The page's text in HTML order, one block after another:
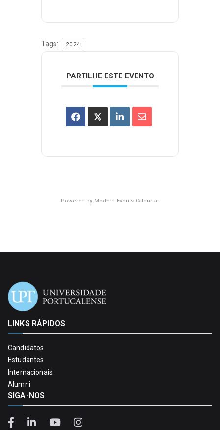
Tags: 2024
PARTILHE ESTE EVENTO
Powered by Modern Events Calendar
LINKS RÁPIDOS
Candidatos
Estudantes
Internacionais
Alumni
SIGA-NOS